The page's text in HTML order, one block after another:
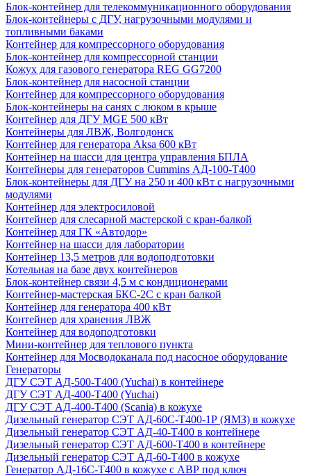
Блок-контейнер для телекоммуникационного оборудования
Блок-контейнеры с ДГУ, нагрузочными модулями и
топливными баками
Контейнер для компрессорного оборудования
Блок-контейнер для компрессорной станции
Кожух для газового генератора REG GG7200
Блок-контейнер для насосной станции
Контейнер для компрессорного оборудования
Блок-контейнеры на санях с люком в крыше
Контейнер для ДГУ MGE 500 кВт
Контейнеры для ЛВЖ, Волгодонск
Контейнер для генератора Aksa 600 кВт
Контейнер на шасси для центра управления БПЛА
Контейнеры для генераторов Cummins АД-100-Т400
Блок-контейнеры для ДГУ на 250 и 400 кВт с нагрузочными
модулями
Контейнер для электросиловой
Контейнер для слесарной мастерской с кран-балкой
Контейнер для ГК «Автодор»
Контейнер на шасси для лаборатории
Контейнер 13,5 метров для водоподготовки
Котельная на базе двух контейнеров
Блок-контейнер связи 4,5 м с кондиционерами
Контейнер-мастерская БКС-2С с кран балкой
Контейнер для генератора 400 кВт
Контейнер для хранения ЛВЖ
Контейнер для водоподготовки
Мини-контейнер для теплового пункта
Контейнер для Мосводоканала под насосное оборудование
Генераторы
ДГУ СЭТ АД-500-Т400 (Yuchai) в контейнере
ДГУ СЭТ АД-400-Т400 (Yuchai)
ДГУ СЭТ АД-400-Т400 (Scania) в кожухе
Дизельный генератор СЭТ АД-60С-Т400-1Р (ЯМЗ) в кожухе
Дизельный генератор СЭТ АД-40-Т400 в контейнере
Дизельный генератор СЭТ АД-600-Т400 в контейнере
Дизельный генератор СЭТ АД-60-Т400 в кожухе
Генератор АД-16С-Т400 в кожухе с АВР под ключ